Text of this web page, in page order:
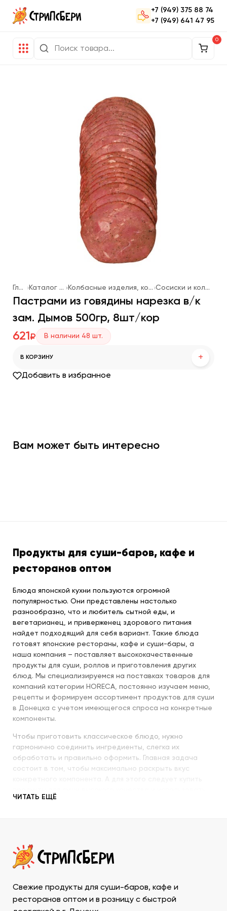
+7 (949) 375 88 74
+7 (949) 641 47 95
0
Главная Каталог продукции Колбасные изделия, котлеты для фаст-фуда Сосиски и колбаски для жарки
Пастрами из говядины нарезка в/к
зам. Дымов 500гр, 8шт/кор
621 ₽ В наличии 48 шт.
В КОРЗИНУ +
Добавить в избранное
Вам может быть интересно
Продукты для суши-баров, кафе и
ресторанов оптом
Блюда японской кухни пользуются огромной
популярностью. Они представлены настолько
разнообразно, что и любитель сытной еды, и
вегетарианец, и приверженец здорового питания
найдет подходящий для себя вариант. Такие блюда
готовят японские рестораны, кафе и суши-бары, а
наша компания – поставляет высококачественные
продукты для суши, роллов и приготовления других
блюд. Мы специализируемся на поставках товаров для
компаний категории HORECA, постоянно изучаем меню,
рецепты и формируем ассортимент продуктов для суши
в Донецка с учетом имеющегося спроса на конкретные
компоненты.
Чтобы приготовить классическое блюдо, нужно
гармонично соединить ингредиенты, слегка их
обработать и правильно оформить. Главная задача
состоит в том, чтобы максимально раскрыть вкус
их со знанием всех секретов.
происхождение и свежесть каждого продукта, условия
транспортировки и хранения, дальнейшего
ДНР у нас – значит, получить качественную продукцию
в течение минимально возможного времени и
ассортименте, который необходим для приготовления и
ЧИТАТЬ ЕЩЁ
Свежие продукты для суши-баров, кафе и
ресторанов оптом и в розницу с быстрой